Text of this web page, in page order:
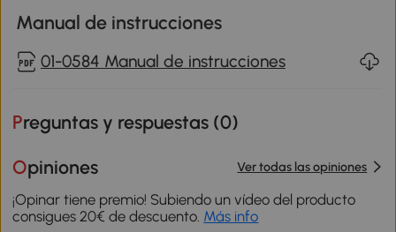
Manual de instrucciones
01-0584 Manual de instrucciones
Preguntas y respuestas (0)
Opiniones Ver todas las opiniones
¡Opinar tiene premio! Subiendo un vídeo del producto
consigues 20€ de descuento. Más info